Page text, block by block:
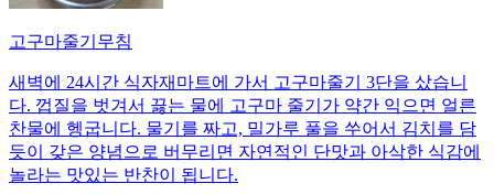
고구마줄기무침
새벽에 24시간 식자재마트에 가서 고구마줄기 3단을 샀습니
다. 껍질을 벗겨서 끓는 물에 고구마 줄기가 약간 익으면 얼른
찬물에 헹굽니다. 물기를 짜고, 밀가루 풀을 쑤어서 김치를 담
듯이 갖은 양념으로 버무리면 자연적인 단맛과 아삭한 식감에
놀라는 맛있는 반찬이 됩니다.